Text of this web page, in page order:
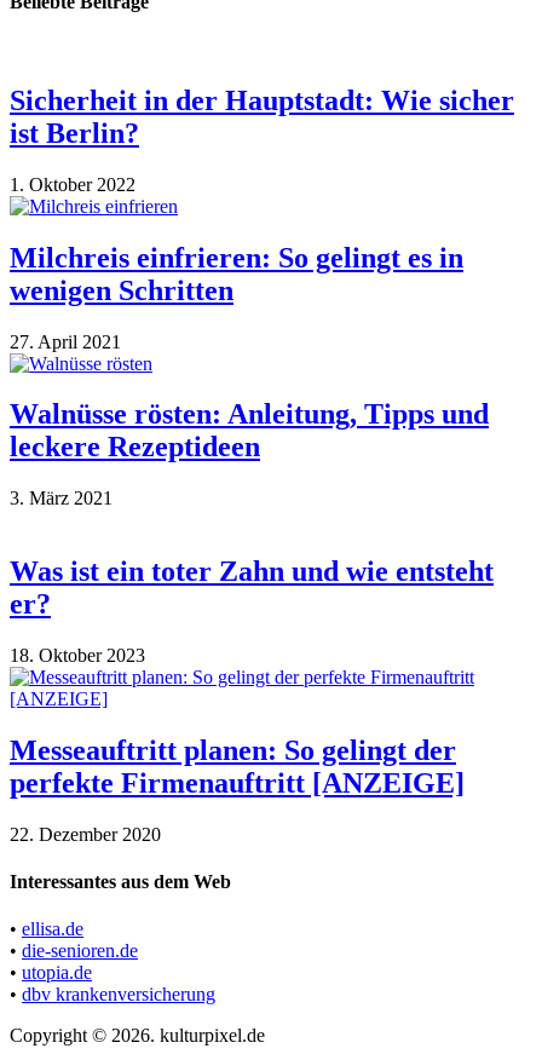
Sicherheit in der Hauptstadt: Wie sicher
ist Berlin?
1. Oktober 2022
Milchreis einfrieren: So gelingt es in
wenigen Schritten
27. April 2021
Walnüsse rösten: Anleitung, Tipps und
leckere Rezeptideen
3. März 2021
Was ist ein toter Zahn und wie entsteht
er?
18. Oktober 2023
Messeauftritt planen: So gelingt der
perfekte Firmenauftritt [ANZEIGE]
22. Dezember 2020
Interessantes aus dem Web
• ellisa.de
• die-senioren.de
• utopia.de
• dbv krankenversicherung
Copyright © 2026. kulturpixel.de